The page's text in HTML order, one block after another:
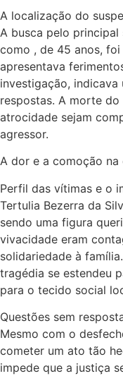
A localização do
A busca pelo
como , de 45 anos,
apresentava
investigação,
respostas. A morte
atrocidade sejam
agressor.
A dor e a comoção na
Perfil das vítimas e o
Tertulia Bezerra da
sendo uma figura
vivacidade eram
solidariedade à
tragédia se estendeu
para o tecido social
Questões sem
Mesmo com o
cometer um ato tão
impede que a justiça